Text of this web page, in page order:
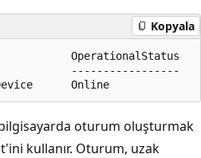
Kopyala
-----------------
oturum oluşturmak
kullanır. Oturum, uzak